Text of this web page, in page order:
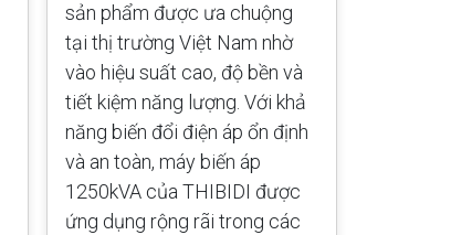
sản phẩm được ưa chuộng
tại thị trường Việt Nam nhờ
vào hiệu suất cao, độ bền và
tiết kiệm năng lượng. Với khả
năng biến đổi điện áp ổn định
và an toàn, máy biến áp
1250kVA của THIBIDI được
ứng dụng rộng rãi trong các